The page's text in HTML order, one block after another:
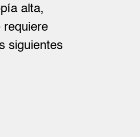
alta,
requiere
siguientes